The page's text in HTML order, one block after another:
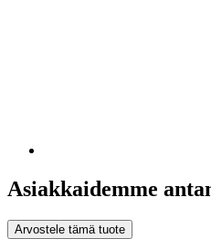
Asiakkaidemme
Arvostele tämä tuote